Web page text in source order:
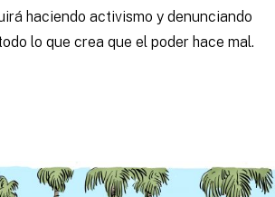
haciendo activismo y denunciando
lo que crea que el poder hace mal.